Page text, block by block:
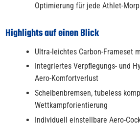
Optimierung für jede Athlet-
Highlights auf einen Blick
Ultra-leichtes Carbon-Frameset
Integriertes Verpflegungs- und
Aero-Komfortverlust
Scheibenbremsen, tubeless
Wettkampforientierung
Individuell einstellbare Aero-